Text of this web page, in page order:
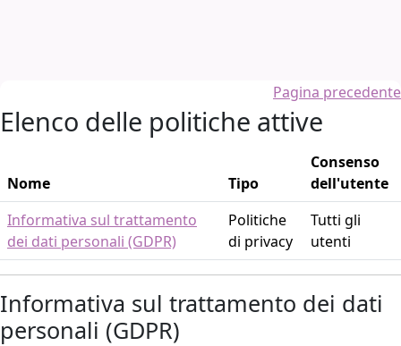
Pagina precedente
Elenco delle politiche attive
Nome Tipo
Consenso
dell'utente
Informativa sul trattamento
dei dati personali (GDPR)
Politiche
di privacy
Tutti gli
utenti
Informativa sul trattamento dei dati
personali (GDPR)